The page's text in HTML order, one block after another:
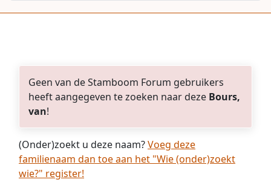
Geen van de Stamboom Forum gebruikers
heeft aangegeven te zoeken naar deze Bours,
van!
(Onder)zoekt u deze naam?Voeg deze
familienaam dan toe aan het "Wie (onder)zoekt
wie?" register!